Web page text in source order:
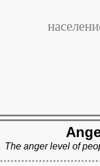
The anger level of